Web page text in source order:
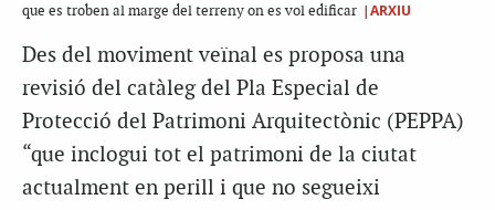
que es troben al marge del terreny on es vol edificar |ARXIU
Des del movimentveïnal es proposa una
revisió del catàleg del Pla Especial de
Protecció del Patrimoni Arquitectònic (PEPPA)
“que inclogui tot el patrimoni de la ciutat
actualment en perill i que no segueixi